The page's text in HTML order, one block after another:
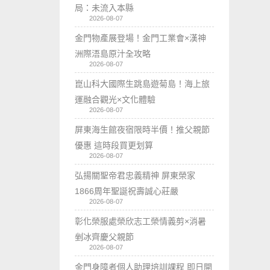
局：未流入本縣
2026-08-07
金門物產展登場！金門工業會×漢神
洲際浯島原汁全攻略
2026-08-07
崑山科大國際生跳島遊菊島！海上旅
運融合觀光×文化體驗
2026-08-07
屏東海生館夜宿限時半價！推父親節
優惠 這時段買更划算
2026-08-07
弘揚關聖帝君忠義精神 屏東榮家
1866周年聖誕祝壽誠心莊嚴
2026-08-07
彰化榮服處榮欣志工榮情義剪×消暑
剉冰齊慶父親節
2026-08-07
金門身障者個人助理培訓課程 即日開